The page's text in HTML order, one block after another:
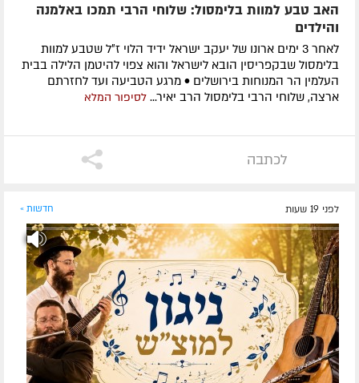
האב טבע למוות בלימסול: שלוחי הרבי תמכו באלמנה
והילדים
לאחר 3 ימים ארונו של יעקב ישראל ידיד הלוי ז״ל שטבע למוות
בלימסול שבקפריסין הובא לישראל והוא צפוי להיטמן הלילה בבית
העלמין הר המנוחות בירושלים • מרגע הטביעה ועד לחזרתם
ארצה, שלוחי הרבי בלימסול הרב יאיר... לסיפור המלא
לכתבה
לפני 19 שעות חדשות »